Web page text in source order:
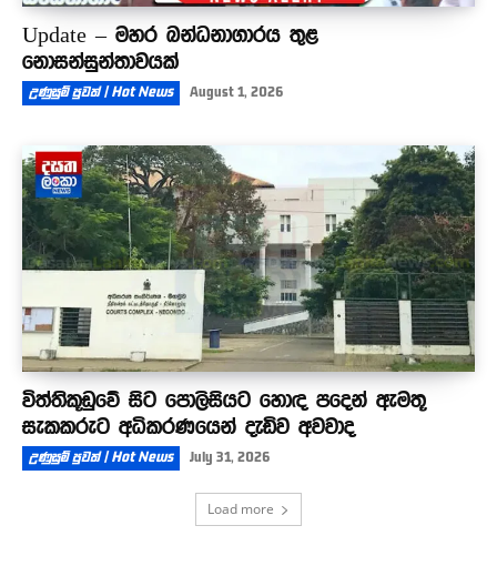
Update – මහර බන්ධනාගාරය තුළ
නොසන්සුන්තාවයක්
උණුසුම් පුවත් | Hot News August 1, 2026
විත්තිකූඩුවේ සිට පොලිසියට හොඳ පදෙන් ඇමතූ
සැකකරුට අධිකරණයෙන් දැඩිව අවවාද
උණුසුම් පුවත් | Hot News July 31, 2026
Load more